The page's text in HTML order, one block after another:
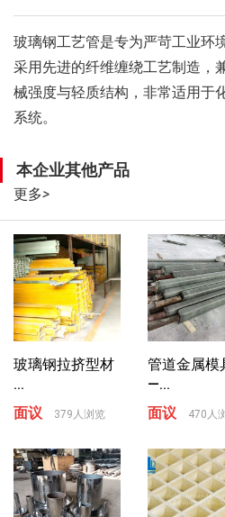
玻璃钢工艺管是专为严苛工业环
采用先进的纤维缠绕工艺制造，
械强度与轻质结构，非常适用于
系统。
本企业其他产品
更多>
玻璃钢拉挤型材
...
面议
379人浏览
管道金属模
—...
面议
470人